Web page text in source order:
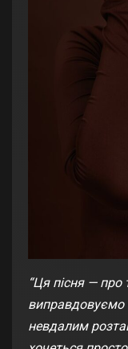
“Ця пісня —
невдалим